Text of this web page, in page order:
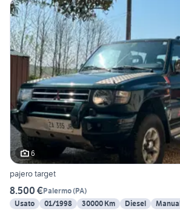
6
pajero target
8.500 €Palermo(PA)
Usato
01/1998 30000 Km Diesel